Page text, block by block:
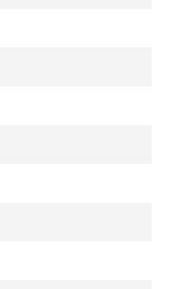
сейчас нашим
334-76-95 и мы